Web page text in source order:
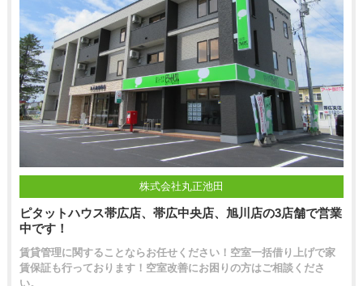
株式会社丸正池田
ピタットハウス帯広店、帯広中央店、旭川店の3店舗で営業
中です！
賃貸管理に関することならお任せください！空室一括借り上げで家
賃保証も行っております！空室改善にお困りの方はご相談くださ
い。